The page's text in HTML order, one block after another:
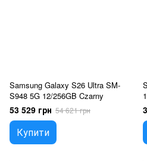
Samsung Galaxy S26 Ultra SM-
S948 5G 12/256GB Czarny
53 529 грн 54 621 грн
Купити